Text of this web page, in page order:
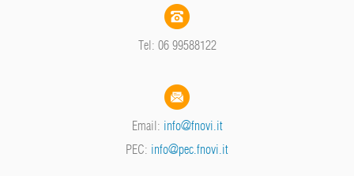
Tel: 06 99588122
Email: info@fnovi.it
PEC: info@pec.fnovi.it